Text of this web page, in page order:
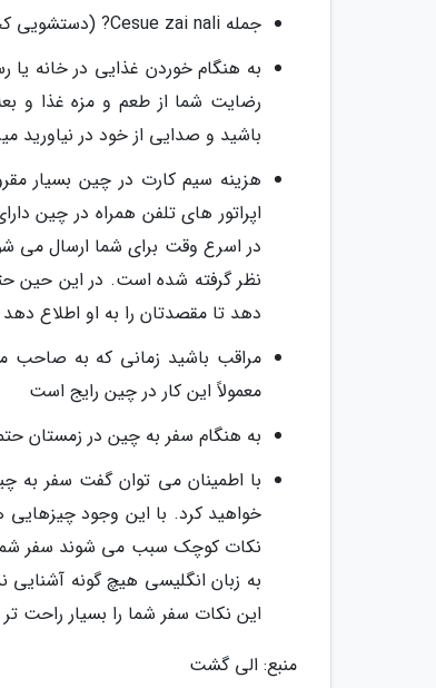
جمله Cesue zai nali? (دستشویی کجاست؟) را حفظ کنید
به هنگام خوردن غذایی در خانه یا
رضایت شما از طعم و مزه غذا و
باشید و صدایی از خود در
هزینه سیم کارت در چین بسیار
اپراتور های تلفن همراه در چین
در اسرع وقت برای شما ارسال می
نظر گرفته شده است. در این حین
دهد تا مقصدتان را به او اطلاع
مراقب باشید زمانی که به صاحب
معمولاً این کار در چین رایج است
به هنگام سفر به چین در زمستان
با اطمینان می توان گفت سفر به
خواهید کرد. با این وجود
نکات کوچک سبب می شوند سفر شما
به زبان انگلیسی هیچ گونه آشنایی
این نکات سفر شما را بسیار راحت
منبع: الی گشت